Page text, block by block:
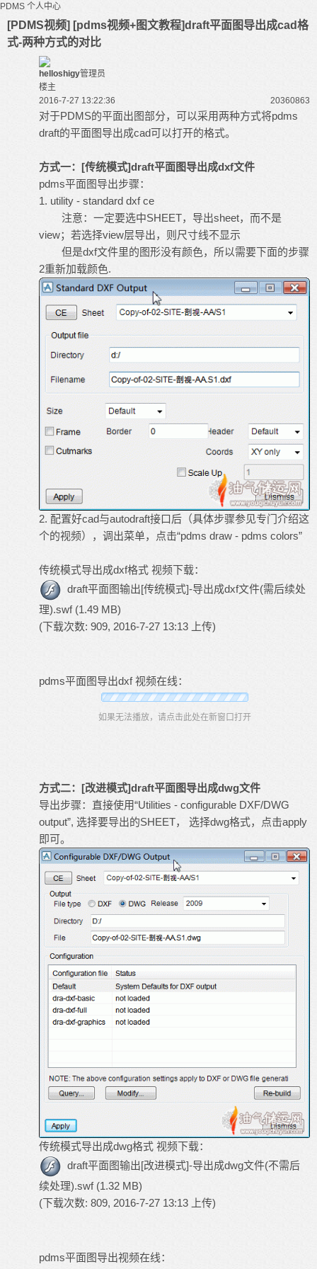
PDMS 个人中心
[PDMS视频] [pdms视频+图文教程]draft平面图导出成cad格
式-两种方式的对比
helloshigy管理员
楼主
2016-7-27 13:22:36
20360863
对于PDMS的平面出图部分，可以采用两种方式将pdms
draft的平面图导出成cad可以打开的格式。
方式一：[传统模式]draft平面图导出成dxf文件
pdms平面图导出步骤：
1. utility - standard dxf ce
注意：一定要选中SHEET，导出sheet，而不是
view；若选择view层导出，则尺寸线不显示
但是dxf文件里的图形没有颜色，所以需要下面的步骤
2重新加载颜色.
2. 配置好cad与autodraft接口后（具体步骤参见专门介绍这
个的视频），调出菜单，点击“pdms draw - pdms colors”
传统模式导出成dxf格式 视频下载：
draft平面图输出[传统模式]-导出成dxf文件(需后续处
理).swf (1.49 MB)
(下载次数: 909, 2016-7-27 13:13 上传)
pdms平面图导出dxf 视频在线：
如果无法播放，请点击此处在新窗口打开
方式二： [改进模式]draft平面图导出成dwg文件
导出步骤：直接使用“Utilities - configurable DXF/DWG
output”, 选择要导出的SHEET， 选择dwg格式，点击apply
即可。
传统模式导出成dwg格式 视频下载：
draft平面图输出[改进模式]-导出成dwg文件(不需后
续处理).swf (1.32 MB)
(下载次数: 809, 2016-7-27 13:13 上传)
pdms平面图导出视频在线：